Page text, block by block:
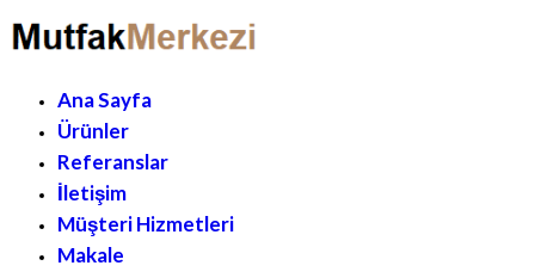
Ana Sayfa
Ürünler
Referanslar
İletişim
Müşteri Hizmetleri
Makale